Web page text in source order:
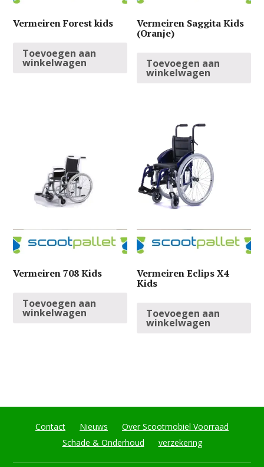
Vermeiren Forest kids
Toevoegen aan
winkelwagen
Vermeiren Saggita Kids
(Oranje)
Toevoegen aan
winkelwagen
Vermeiren 708 Kids
Toevoegen aan
winkelwagen
Vermeiren Eclips X4
Kids
Toevoegen aan
winkelwagen
Contact Nieuws
Over Scootmobiel Voorraad
Schade & Onderhoud
verzekering